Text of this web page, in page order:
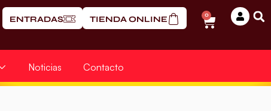
ENTRADAS TIENDA ONLINE 0
Noticias Contacto